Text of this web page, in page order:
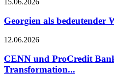
15.06.2026
Georgien als bedeutender
12.06.2026
CENN und ProCredit
Transformation...